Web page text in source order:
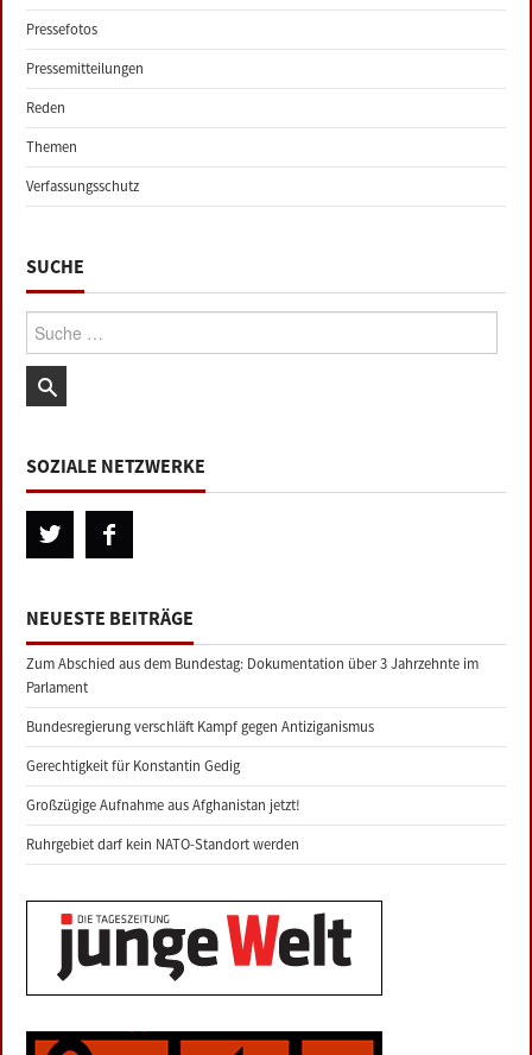
Pressefotos
Pressemitteilungen
Reden
Themen
Verfassungsschutz
SUCHE
Suche:
SOZIALE NETZWERKE
NEUESTE BEITRÄGE
Zum Abschied aus dem Bundestag: Dokumentation über 3 Jahrzehnte im
Parlament
Bundesregierung verschläft Kampf gegen Antiziganismus
Gerechtigkeit für Konstantin Gedig
Großzügige Aufnahme aus Afghanistan jetzt!
Ruhrgebiet darf kein NATO-Standort werden